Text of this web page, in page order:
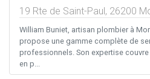
19 Rte de Saint-Paul, 26200
William Buniet, artisan plombier à
propose une gamme complète de
professionnels. Son expertise
en p...